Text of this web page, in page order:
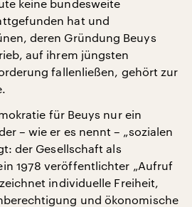
keine bundesweite
hat und
deren Gründung Beuys
auf ihrem jüngsten
fallenließen, gehört zur
für Beuys nur ein
– wie er es nennt – „sozialen
der Gesellschaft als
1978 veröffentlichter „Aufruf
individuelle Freiheit,
und ökonomische